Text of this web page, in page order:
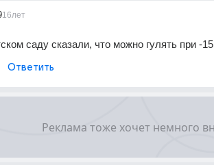
16лет
саду сказали, что можно гулять при -15
Ответить